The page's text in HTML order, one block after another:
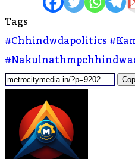
Tags
#chhindwdapolitics